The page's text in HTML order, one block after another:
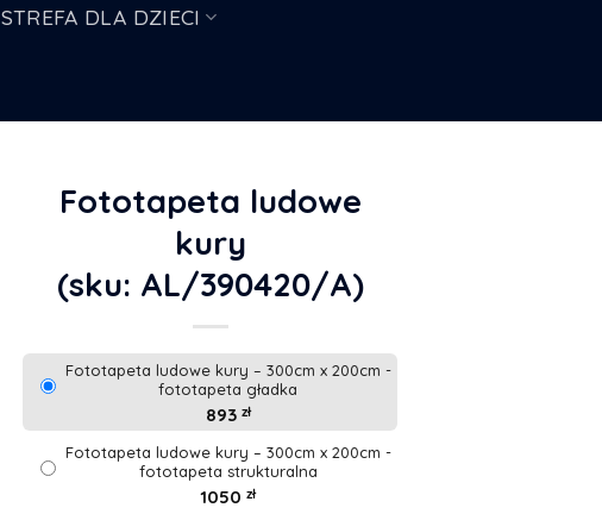
STREFA DLA DZIECI
Fototapeta ludowe
kury
(sku: AL/390420/A)
Fototapeta ludowe kury – 300cm x 200cm -
fototapeta gładka
893 zł
Fototapeta ludowe kury – 300cm x 200cm -
fototapeta strukturalna
1050 zł